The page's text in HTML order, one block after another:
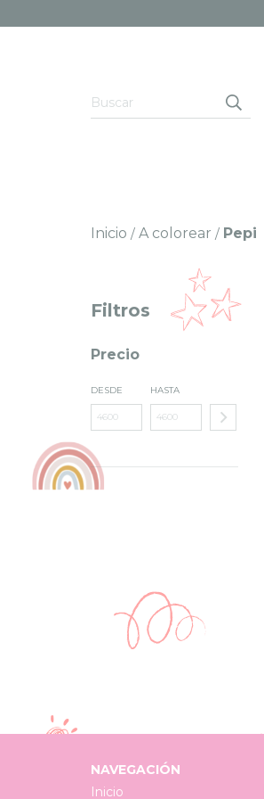
Inicio / A colorear / Pepi
Filtros
Precio
DESDE HASTA
NAVEGACIÓN
Inicio